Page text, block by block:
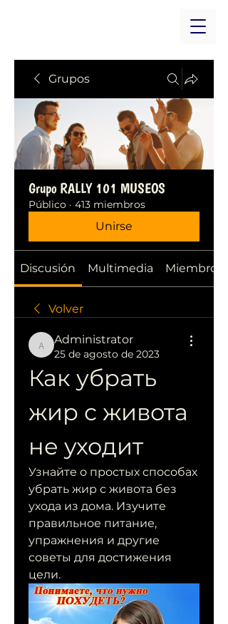
Grupos
Grupo RALLY 101 MUSEOS
Público · 413 miembros
Unirse
Discusión Multimedia Miembros
Volver
Administrator
Administrator
25 de agosto de 2023
Как убрать
жир с живота
не уходит
Узнайте о простых способах
убрать жир с живота без
ухода из дома. Изучите
правильное питание,
упражнения и другие
советы для достижения
цели.